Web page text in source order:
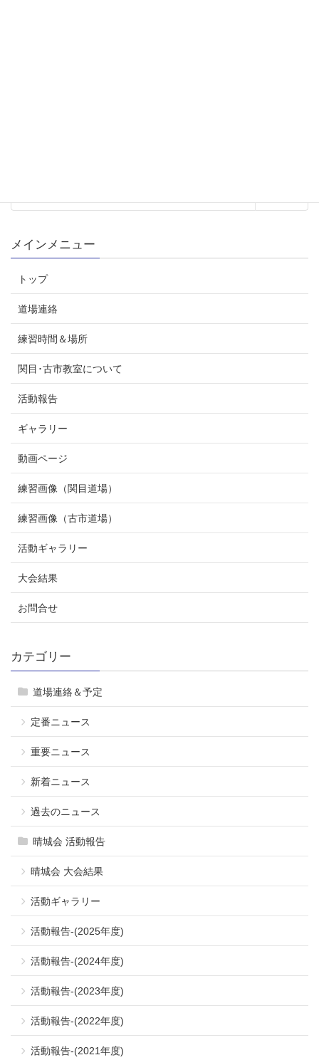
メインメニュー
トップ
道場連絡
練習時間＆場所
関目･古市教室について
活動報告
ギャラリー
動画ページ
練習画像（関目道場）
練習画像（古市道場）
活動ギャラリー
大会結果
お問合せ
カテゴリー
道場連絡＆予定
定番ニュース
重要ニュース
新着ニュース
過去のニュース
晴城会 活動報告
晴城会 大会結果
活動ギャラリー
活動報告-(2025年度)
活動報告-(2024年度)
活動報告-(2023年度)
活動報告-(2022年度)
活動報告-(2021年度)